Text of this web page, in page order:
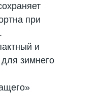
при
и
зимнего